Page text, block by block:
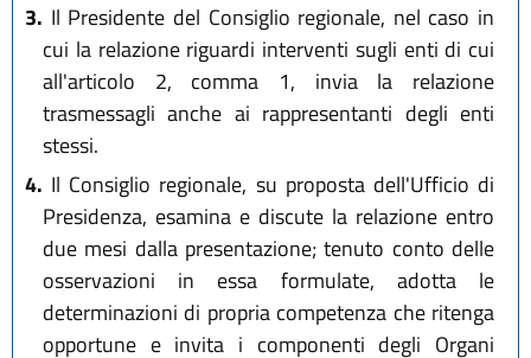
3. Il Presidente del Consiglio regionale, nel caso in
cui la relazione riguardi interventi sugli enti di cui
all'articolo 2, comma 1, invia la relazione
trasmessagli anche ai rappresentanti degli enti
stessi.
4. Il Consiglio regionale, su proposta dell'Ufficio di
Presidenza, esamina e discute la relazione entro
due mesi dalla presentazione; tenuto conto delle
osservazioni in essa formulate, adotta le
determinazioni di propria competenza che ritenga
opportune e invita i componenti degli Organi